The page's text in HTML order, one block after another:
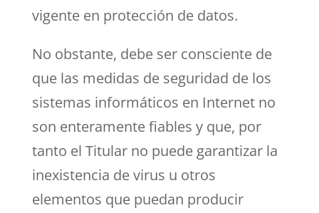
vigente en protección de datos.
No obstante, debe ser consciente de
que las medidas de seguridad de los
sistemas informáticos en Internet no
son enteramente fiables y que, por
tanto el Titular no puede garantizar la
inexistencia de virus u otros
elementos que puedan producir